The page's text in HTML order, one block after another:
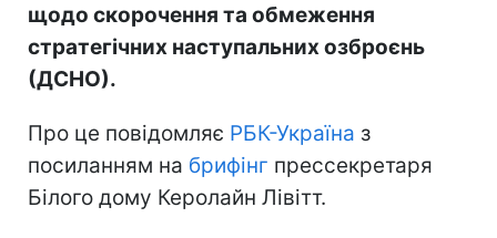
щодо скорочення та обмеження
стратегічних наступальних озброєнь
(ДСНО).
Про це повідомляє РБК-Україна з
посиланням на брифінг прессекретаря
Білого дому Керолайн Лівітт.